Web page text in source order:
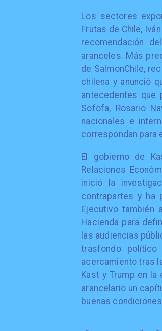
Los sectores
Frutas de Chile,
recomendación
aranceles. Más
de SalmonChile,
chilena y anunció
antecedentes que
Sofofa, Rosario
nacionales e
correspondan para
El gobierno de
Relaciones
inició la
contrapartes y ha
Ejecutivo también
Hacienda para
las audiencias
trasfondo
acercamiento tras
Kast y Trump en
arancelario un
buenas